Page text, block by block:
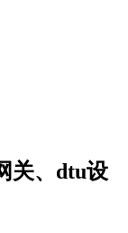
关、dtu设